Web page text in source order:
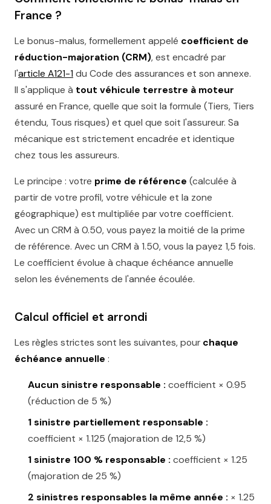
France ?
Le bonus-malus, formellement appelé coefficient de
réduction-majoration (CRM), est encadré par
l'article A121-1 du Code des assurances et son annexe.
Il s'applique à tout véhicule terrestre à moteur
assuré en France, quelle que soit la formule (Tiers, Tiers
étendu, Tous risques) et quel que soit l'assureur. Sa
mécanique est strictement encadrée et identique
chez tous les assureurs.
Le principe : votre prime de référence (calculée à
partir de votre profil, votre véhicule et la zone
géographique) est multipliée par votre coefficient.
Avec un CRM à 0.50, vous payez la moitié de la prime
de référence. Avec un CRM à 1.50, vous la payez 1,5 fois.
Le coefficient évolue à chaque échéance annuelle
selon les événements de l'année écoulée.
Calcul officiel et arrondi
Les règles strictes sont les suivantes, pour chaque
échéance annuelle :
Aucun sinistre responsable : coefficient × 0.95
(réduction de 5 %)
1 sinistre partiellement responsable :
coefficient × 1.125 (majoration de 12,5 %)
1 sinistre 100 % responsable : coefficient × 1.25
(majoration de 25 %)
2 sinistres responsables la même année : × 1.25